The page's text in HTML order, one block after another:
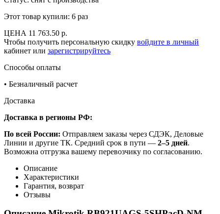
Этот товар купили: 6 раз
ЦЕНА 11 763.50 р.
Чтобы получить персональную скидку войдите в личный
кабинет или зарегистрируйтесь
Способы оплаты
• Безналичный расчет
Доставка
Доставка в регионы РФ:
По всей России: Отправляем заказы через СДЭК, Деловые
Линии и другие ТК. Средний срок в пути — 2–5 дней.
Возможна отгрузка вашему перевозчику по согласованию.
Описание
Характеристики
Гарантия, возврат
Отзывы